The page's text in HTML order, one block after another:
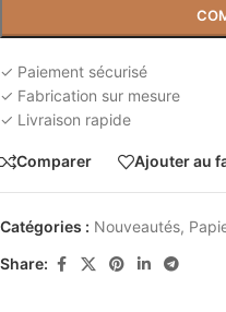
✓ Paiement sécurisé
✓ Fabrication sur mesure
✓ Livraison rapide
Comparer Ajouter au
Catégories : Nouveautés,
Share: